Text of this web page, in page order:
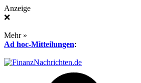
Anzeige
❌
Mehr »
Ad hoc-Mitteilungen: